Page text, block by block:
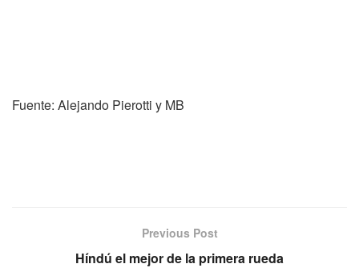
Fuente: Alejando Pierotti y MB
Previous Post
Híndú el mejor de la primera rueda